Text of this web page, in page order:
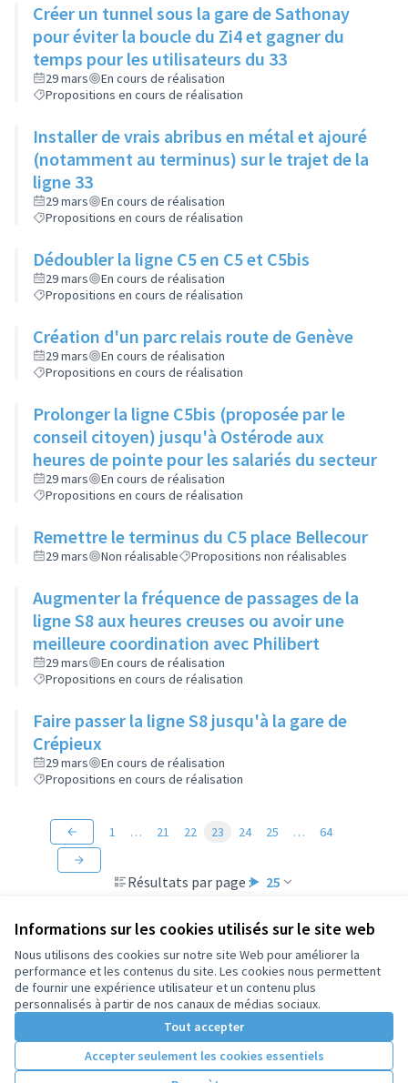
Informations sur les cookies utilisés sur le site web
Nous utilisons des cookies sur notre site Web pour améliorer la
performance et les contenus du site. Les cookies nous permettent
de fournir une expérience utilisateur et un contenu plus
personnalisés à partir de nos canaux de médias sociaux.
Tout accepter
Accepter seulement les cookies essentiels
Créer un tunnel sous la gare de Sathonay
pour éviter la boucle du Zi4 et gagner du
temps pour les utilisateurs du 33
29 mars
En cours de réalisation
Propositions en cours de réalisation
Installer de vrais abribus en métal et ajouré
(notamment au terminus) sur le trajet de la
ligne 33
29 mars
En cours de réalisation
Propositions en cours de réalisation
Dédoubler la ligne C5 en C5 et C5bis
29 mars
En cours de réalisation
Propositions en cours de réalisation
Création d'un parc relais route de Genève
29 mars
En cours de réalisation
Propositions en cours de réalisation
Prolonger la ligne C5bis (proposée par le
conseil citoyen) jusqu'à Ostérode aux
heures de pointe pour les salariés du secteur
29 mars
En cours de réalisation
Propositions en cours de réalisation
Remettre le terminus du C5 place Bellecour
29 mars Non réalisable Propositions non réalisables
Augmenter la fréquence de passages de la
ligne S8 aux heures creuses ou avoir une
meilleure coordination avec Philibert
29 mars
En cours de réalisation
Propositions en cours de réalisation
Faire passer la ligne S8 jusqu'à la gare de
Crépieux
29 mars
En cours de réalisation
Propositions en cours de réalisation
Résultats par page : 25
1 … 21 22 23 24 25 … 64
Conditions d'utilisation
Paramètres des cookies
(Lien externe) Licence
(Lien